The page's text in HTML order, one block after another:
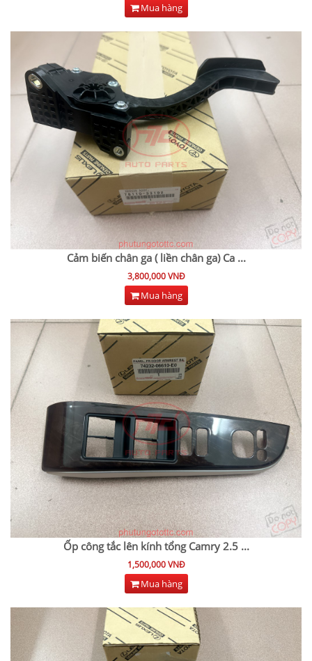
Mua hàng
Cảm biến chân ga ( liền chân ga) Ca...
3,800,000 VNĐ
Mua hàng
Ốp công tắc lên kính tổng Camry 2.5...
1,500,000 VNĐ
Mua hàng